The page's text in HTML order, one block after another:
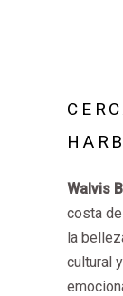
Walvis
costa
la
cultural